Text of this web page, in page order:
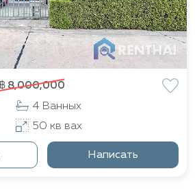
฿ 8,000,000
4 Ванных
50 кв вах
Написать